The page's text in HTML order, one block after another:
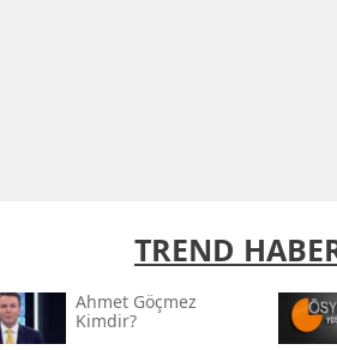
TREND
Ahmet Göçmez
Kimdir?